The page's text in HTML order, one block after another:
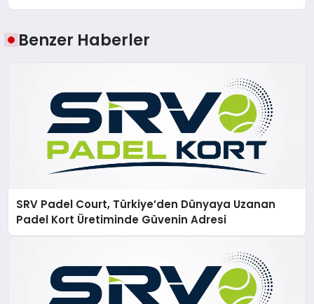
Benzer Haberler
SRV Padel Court, Türkiye’den Dünyaya Uzanan
Padel Kort Üretiminde Güvenin Adresi